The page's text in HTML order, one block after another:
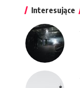
Interesujące